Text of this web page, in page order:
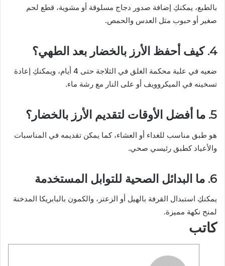
بالطبع، يمكنكِ إضافة صدور دجاج مسلوقة أو مشوية، قطع لحم
صغير أو حبوب مثل العدس والحمص.
4. كيف أحفظ الأرز بالخضار بعد الطهي؟
ضعيه في علبة محكمة الغلق في الثلاجة حتى 4 أيام، ويمكنكِ إعادة
تسخينه في الميكروويف أو على النار مع رشة ماء.
5. ما أفضل الأوقات لتقديم الأرز بالخضار؟
هو طبق مناسب للغداء أو العشاء، كما يمكن تقديمه في المناسبات
والأعياد كطبق رئيسي صحي.
6. ما البدائل الصحية للتوابل المستخدمة
يمكنكِ استبدال القرفة بالهيل أو الزعتر، والكمون بالبابريكا المدخنة
لمنح نكهة مميزة.
كاتب